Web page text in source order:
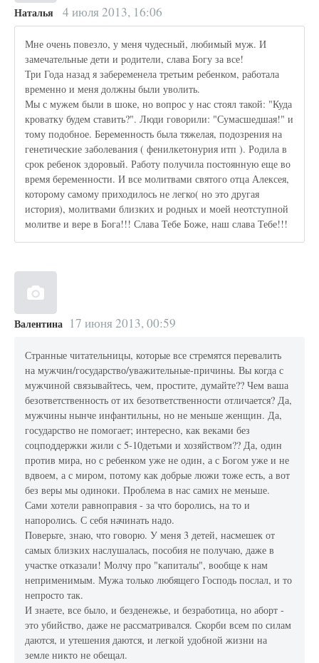
Наталья 4 июля 2013, 16:06
Мне очень повезло, у меня чудесный, любимый муж. И
замечательные дети и родители, слава Богу за все!
Три Года назад я забеременела третьим ребенком, работала
временно и меня должны были уволить.
Мы с мужем были в шоке, но вопрос у нас стоял такой: "Куда
кроватку будем ставить?". Люди говорили: "Сумасшедшая!" и
тому подобное. Беременность была тяжелая, подозрения на
генетические заболевания ( фенилкетонурия итп ). Родила в
срок ребенок здоровый. Работу получила постоянную еще во
время беременности. И все молитвами святого отца Алексея,
которому самому приходилось не легко( но это другая
история), молитвами близких и родных и моей неотступной
молитве и вере в Бога!!! Слава Тебе Боже, наш слава Тебе!!!
Валентина 17 июня 2013, 00:59
Странные читательницы, которые все стремятся перевалить
на мужчин/государство/уважительные-причины. Вы когда с
мужчиной связывайтесь, чем, простите, думайте?? Чем ваша
безответственность от их безответственности отличается? Да,
мужчины нынче инфантильны, но не меньше женщин. Да,
государство не помогает; интересно, как веками без
соцподдержки жили с 5-10детьми и хозяйством?? Да, один
против мира, но с ребенком уже не один, а с Богом уже и не
вдвоем, а с миром, потому как добрые люжи тоже есть, а вот
без веры мы одиноки. Проблема в нас самих не меньше.
Сами хотели равноправия - за что боролись, на то и
напоролись. С себя начинать надо.
Поверьте, знаю, что говорю. У меня 3 детей, насмешек от
самых близких наслушалась, пособия не получаю, даже в
участке отказали! Молчу про "капиталы", вообще к нам
неприменимым. Мужа только любящего Господь послал, и то
непросто так.
И знаете, все было, и безденежье, и безработица, но аборт -
это убийство, даже не рассматривался. Скорби всем по силам
даются, и утешения даются, и легкой удобной жизни на
земле никто не обещал.